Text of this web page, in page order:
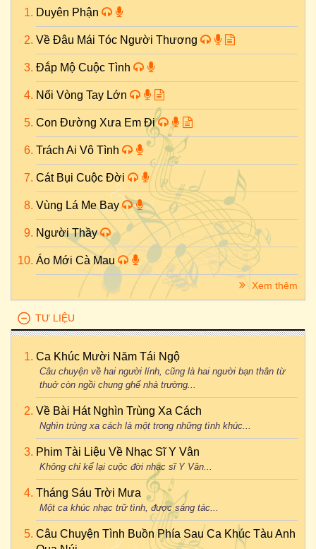
Duyên Phận
Về Đâu Mái Tóc Người Thương
Đắp Mộ Cuộc Tình
Nối Vòng Tay Lớn
Con Đường Xưa Em Đi
Trách Ai Vô Tình
Cát Bụi Cuộc Đời
Vùng Lá Me Bay
Người Thầy
Áo Mới Cà Mau
Xem thêm
TƯ LIỆU
Ca Khúc Mười Năm Tái Ngộ
Câu chuyện về hai người lính, cũng là hai người bạn thân từ
thuở còn ngồi chung ghế nhà trường...
Về Bài Hát Nghìn Trùng Xa Cách
Nghìn trùng xa cách là một trong những tình khúc...
Phim Tài Liệu Về Nhạc Sĩ Y Vân
Không chỉ kể lại cuộc đời nhạc sĩ Y Vân...
Tháng Sáu Trời Mưa
Một ca khúc nhạc trữ tình, được sáng tác...
Câu Chuyện Tình Buồn Phía Sau Ca Khúc Tàu Anh